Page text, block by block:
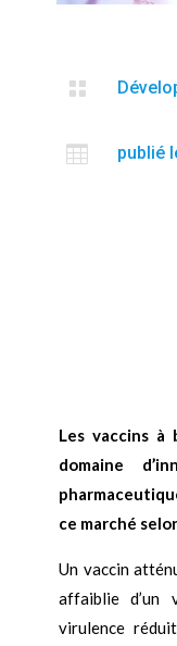

 publié
Les vaccins à
domaine
ce marché
Un vaccin
affaiblie d’un
virulence